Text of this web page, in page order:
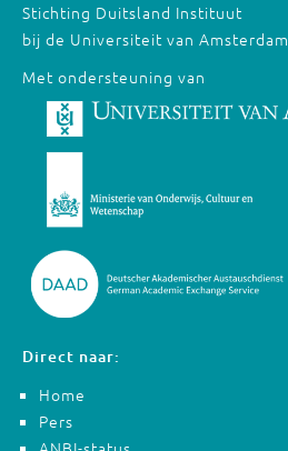
Stichting Duitsland Instituut
bij de Universiteit van Amsterdam
Met ondersteuning van
Direct naar:
Home
Pers